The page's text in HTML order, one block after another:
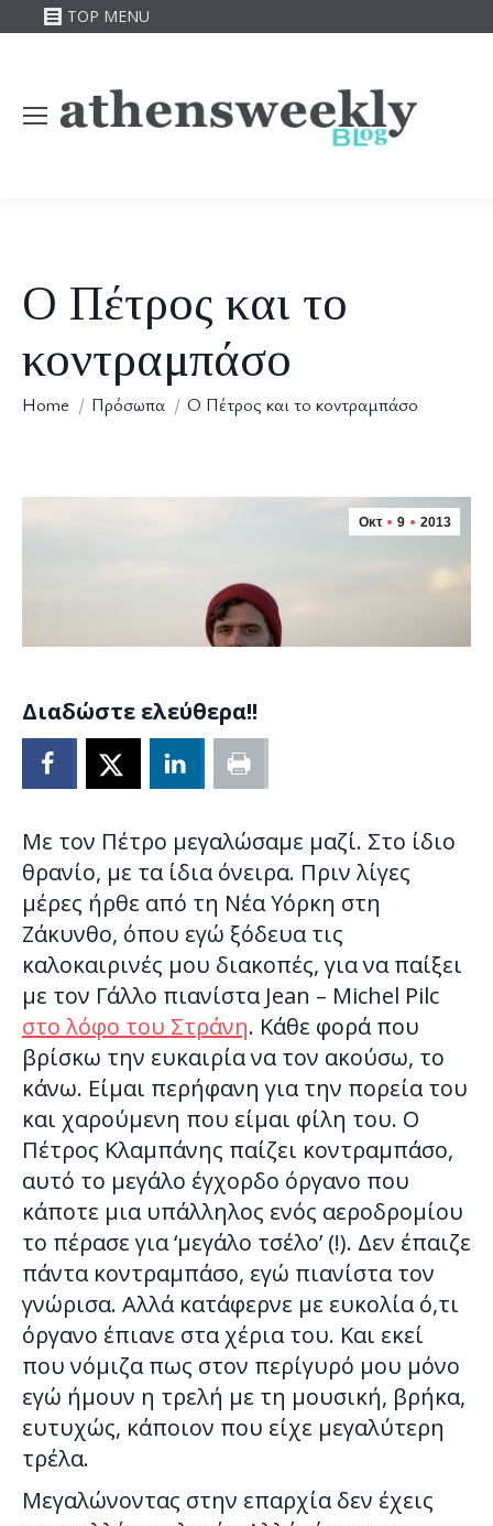
TOP MENU
Ο Πέτρος και το
κοντραμπάσο
You are here:
Home Πρόσωπα Ο Πέτρος και το κοντραμπάσο
Οκτ 9 2013
Διαδώστε ελεύθερα!!
Με τον Πέτρο μεγαλώσαμε μαζί. Στο ίδιο
θρανίο, με τα ίδια όνειρα. Πριν λίγες
μέρες ήρθε από τη Νέα Υόρκη στη
Ζάκυνθο, όπου εγώ ξόδευα τις
καλοκαιρινές μου διακοπές, για να παίξει
με τον Γάλλο πιανίστα Jean – Michel Pilc
στο λόφο του Στράνη. Κάθε φορά που
βρίσκω την ευκαιρία να τον ακούσω, το
κάνω. Είμαι περήφανη για την πορεία του
και χαρούμενη που είμαι φίλη του. Ο
Πέτρος Κλαμπάνης παίζει κοντραμπάσο,
αυτό το μεγάλο έγχορδο όργανο που
κάποτε μια υπάλληλος ενός αεροδρομίου
το πέρασε για ‘μεγάλο τσέλο’ (!). Δεν έπαιζε
πάντα κοντραμπάσο, εγώ πιανίστα τον
γνώρισα. Αλλά κατάφερνε με ευκολία ό,τι
όργανο έπιανε στα χέρια του. Και εκεί
που νόμιζα πως στον περίγυρό μου μόνο
εγώ ήμουν η τρελή με τη μουσική, βρήκα,
ευτυχώς, κάποιον που είχε μεγαλύτερη
τρέλα.
Μεγαλώνοντας στην επαρχία δεν έχεις